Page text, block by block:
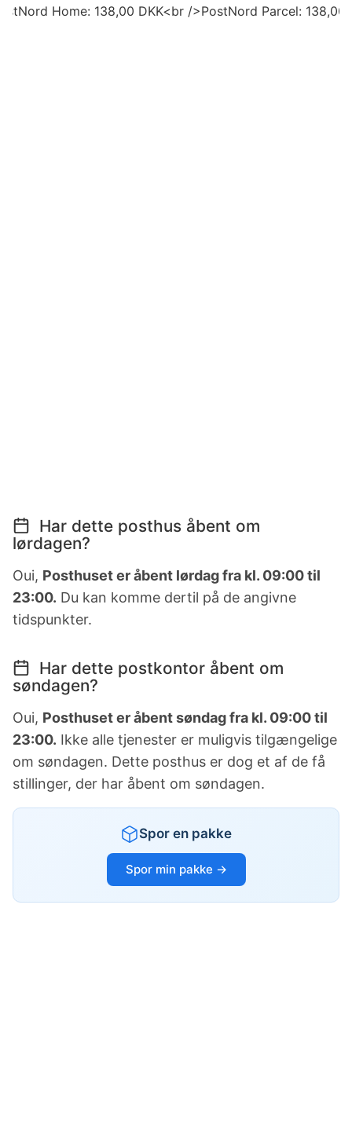
Home: 138,00 DKK<br />PostNord Parcel: 138,00
Har dette posthus åbent om
lørdagen?
Oui, Posthuset er åbent lørdag fra kl. 09:00 til
23:00. Du kan komme dertil på de angivne
tidspunkter.
Har dette postkontor åbent om
søndagen?
Oui, Posthuset er åbent søndag fra kl. 09:00 til
23:00. Ikke alle tjenester er muligvis tilgængelige
om søndagen. Dette posthus er dog et af de få
stillinger, der har åbent om søndagen.
Spor en pakke
Spor min pakke →